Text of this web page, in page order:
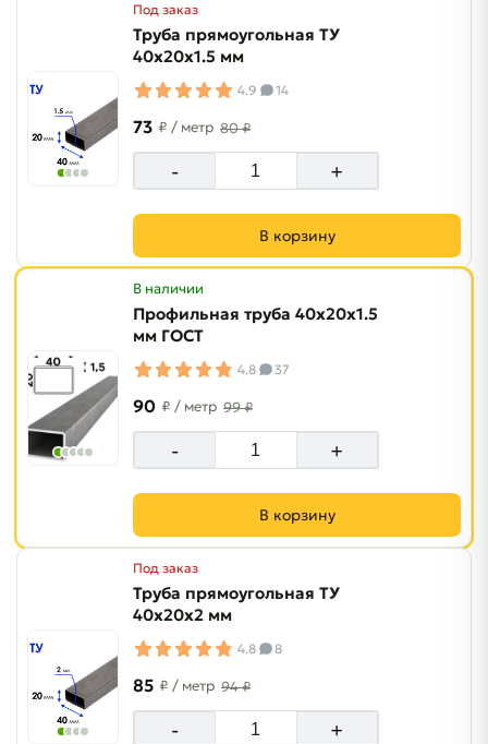
Под заказ
Труба прямоугольная ТУ
40х20х1.5 мм
4.9 14
73 ₽ / метр 80 ₽
- +
В корзину
В наличии
Профильная труба 40х20х1.5
мм ГОСТ
4.8 37
90 ₽ / метр 99 ₽
- +
В корзину
Под заказ
Труба прямоугольная ТУ
40х20х2 мм
4.8 8
85 ₽ / метр 94 ₽
- +